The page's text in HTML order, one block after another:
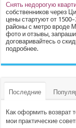
Снять недорогую
собственников через
цены стартуют от
районы с метро вроде
фото и отзывы,
договаривайтесь о
подробнее.
Последние
Как оформить возврат
мои практические